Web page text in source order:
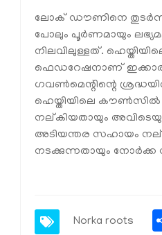
ലോക് ഡൗണിനെ തുടര്‍ന്ന്
പോലും പൂര്‍ണമായും
നിലവിലുള്ളത്.
ഫെഡറേഷനാണ്
ഗവണ്‍മെന്റിന്റെ
ഹെയ്തിയിലെ
നല്കിയതായും
അടിയന്തര സഹായം
നടക്കുന്നതായും നോര്‍ക്ക
Norka roots